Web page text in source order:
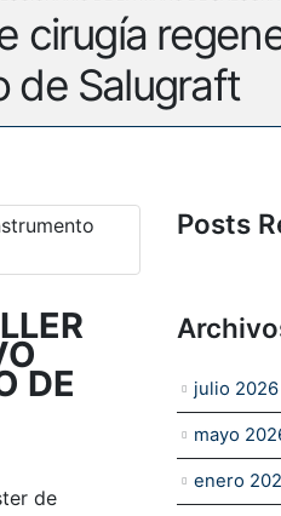
cirugía
de Salugraft
DE
de
Posts
julio 2026
mayo
enero